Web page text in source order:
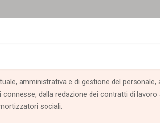
amministrativa e di gestione del
dalla redazione dei contratti di
sociali.